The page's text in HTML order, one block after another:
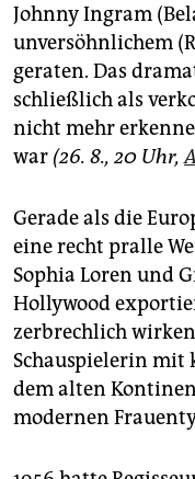
Johnny Ingram
unversöhnlichem
geraten. Das
schließlich als
nicht mehr
war (26. 8., 20 Uhr,
Gerade als die
eine recht pralle
Sophia Loren und
Hollywood
zerbrechlich
Schauspielerin mit
dem alten
modernen